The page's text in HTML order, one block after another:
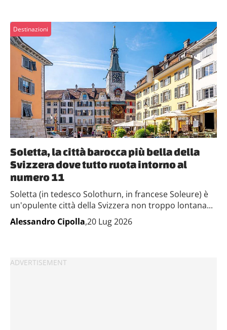
Destinazioni
Soletta, la città barocca più bella della
Svizzera dove tutto ruota intorno al
numero 11
Soletta (in tedesco Solothurn, in francese Soleure) è
un'opulente città della Svizzera non troppo lontana...
Alessandro Cipolla,20 Lug 2026